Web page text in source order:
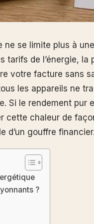
ne se limite plus à
tarifs de l’énergie, la
votre facture sans
les appareils ne
Si le rendement pur
cette chaleur de
d’un gouffre
?